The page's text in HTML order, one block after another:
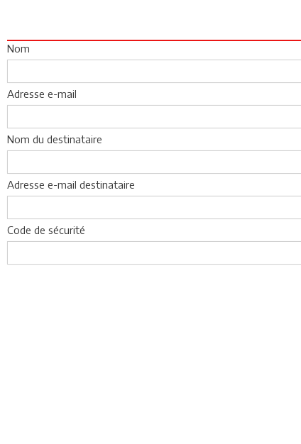
Nom
Adresse e-mail
Nom du destinataire
Adresse e-mail destinataire
Code de sécurité